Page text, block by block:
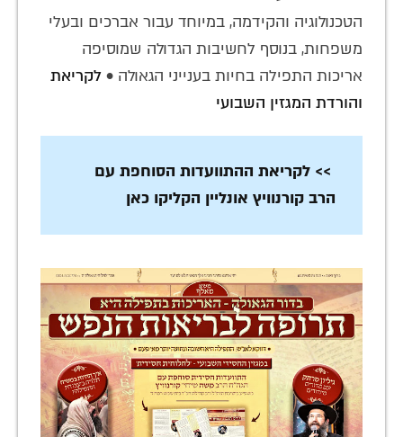
הטכנולוגיה והקידמה, במיוחד עבור אברכים ובעלי
משפחות, בנוסף לחשיבות הגדולה שמוסיפה
אריכות התפילה בחיות בענייני הגאולה • לקריאת
והורדת המגזין השבועי
>> לקריאת ההתוועדות הסוחפת עם
הרב קורנוויץ אונליין הקליקו כאן